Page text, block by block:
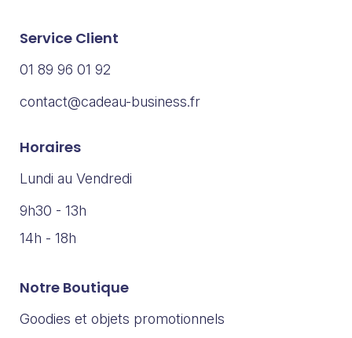
Service Client
01 89 96 01 92
contact@cadeau-business.fr
Horaires
Lundi au Vendredi
9h30 - 13h
14h - 18h
Notre Boutique
Goodies et objets promotionnels